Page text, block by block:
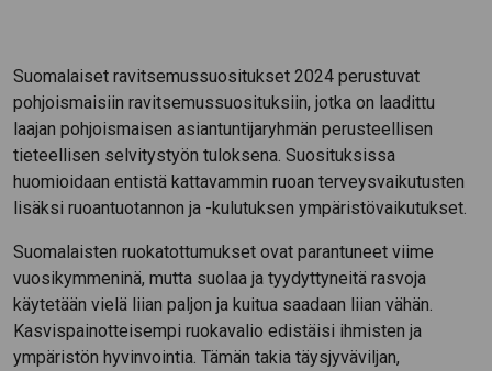
Suomalaiset ravitsemussuositukset 2024 perustuvat
pohjoismaisiin ravitsemussuosituksiin, jotka on laadittu
laajan pohjoismaisen asiantuntijaryhmän perusteellisen
tieteellisen selvitystyön tuloksena. Suosituksissa
huomioidaan entistä kattavammin ruoan terveysvaikutusten
lisäksi ruoantuotannon ja -kulutuksen ympäristövaikutukset.
Suomalaisten ruokatottumukset ovat parantuneet viime
vuosikymmeninä, mutta suolaa ja tyydyttyneitä rasvoja
käytetään vielä liian paljon ja kuitua saadaan liian vähän.
Kasvispainotteisempi ruokavalio edistäisi ihmisten ja
ympäristön hyvinvointia. Tämän takia täysjyväviljan,